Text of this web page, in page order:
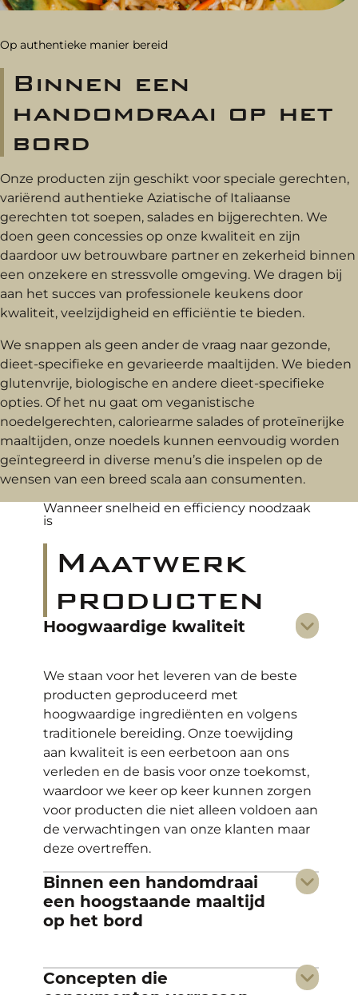
Op authentieke manier bereid
Binnen een
handomdraai op het
bord
Onze producten zijn geschikt voor speciale gerechten,
variërend authentieke Aziatische of Italiaanse
gerechten tot soepen, salades en bijgerechten. We
doen geen concessies op onze kwaliteit en zijn
daardoor uw betrouwbare partner en zekerheid binnen
een onzekere en stressvolle omgeving. We dragen bij
aan het succes van professionele keukens door
kwaliteit, veelzijdigheid en efficiëntie te bieden.
We snappen als geen ander de vraag naar gezonde,
dieet-specifieke en gevarieerde maaltijden. We bieden
glutenvrije, biologische en andere dieet-specifieke
opties. Of het nu gaat om veganistische
noedelgerechten, caloriearme salades of proteïnerijke
maaltijden, onze noedels kunnen eenvoudig worden
geïntegreerd in diverse menu’s die inspelen op de
wensen van een breed scala aan consumenten.
Wanneer snelheid en efficiency noodzaak
is
Maatwerk
producten
Hoogwaardige kwaliteit
We staan voor het leveren van de beste
producten geproduceerd met
hoogwaardige ingrediënten en volgens
traditionele bereiding. Onze toewijding
aan kwaliteit is een eerbetoon aan ons
verleden en de basis voor onze toekomst,
waardoor we keer op keer kunnen zorgen
voor producten die niet alleen voldoen aan
de verwachtingen van onze klanten maar
deze overtreffen.
Binnen een handomdraai
een hoogstaande maaltijd
op het bord
We begrijpen dat de tijd in de keuken
kostbaar is. Als een deel van het
Concepten die